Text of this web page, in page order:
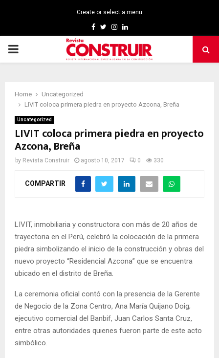
Create or select a menu
Facebook
TwitterInstagram
Linkedin
PRIMARY
Home
Uncategorized
LIVIT coloca primera piedra en proyecto Azcona, Breña
Uncategorized
LIVIT coloca primera piedra en proyecto
Azcona, Breña
by Revista Construir agosto 10, 2017 0 330
COMPARTIR
LIVIT, inmobiliaria y constructora con más de 20 años de
trayectoria en el Perú, celebró la colocación de la primera
piedra simbolizando el inicio de la construcción y obras del
nuevo proyecto “Residencial Azcona” que se encuentra
ubicado en el distrito de Breña.
La ceremonia oficial contó con la presencia de la Gerente
de Negocio de la Zona Centro, Ana María Quijano Doig;
ejecutivo comercial del Banbif, Juan Carlos Santa Cruz,
entre otras autoridades quienes fueron parte de este acto
simbólico.